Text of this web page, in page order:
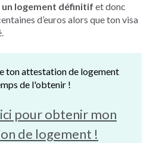
un logement définitif et donc
d’euros alors que ton visa
ton attestation de logement
de l'obtenir !
pour obtenir mon
de logement !